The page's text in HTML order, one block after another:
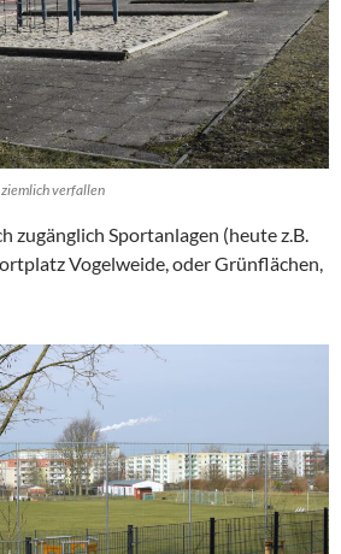
verfallen
zugänglich Sportanlagen (heute z.B.
Vogelweide, oder Grünflächen,